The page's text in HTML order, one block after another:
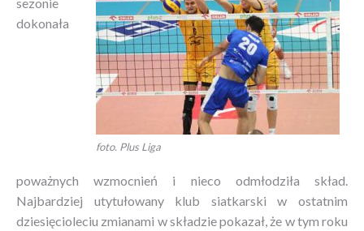
foto. Plus Liga
dokonała
poważnych wzmocnień i nieco odmłodziła skład.
Najbardziej utytułowany klub siatkarski w ostatnim
dziesięcioleciu zmianami w składzie pokazał, że w tym roku